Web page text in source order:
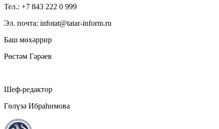
Тел.: +7 843 222 0 999
Эл. почта: infotat@tatar-inform.ru
Баш мөхәррир
Рөстәм Гәрәев
Шеф-редактор
Гөлүзә Ибраһимова